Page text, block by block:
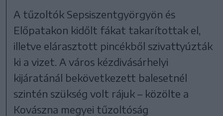
A tűzoltók Sepsiszentgyörgyön és
Előpatakon kidőlt fákat takarítottak el,
illetve elárasztott pincékből szivattyúzták
ki a vizet. A város kézdivásárhelyi
kijáratánál bekövetkezett balesetnél
szintén szükség volt rájuk – közölte a
Kovászna megyei tűzoltóság